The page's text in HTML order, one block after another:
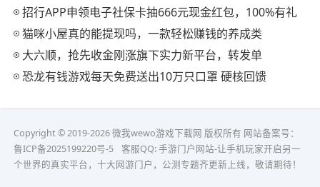
招行APP申领电子社保卡抽666元现金红包，100%有礼
猫咪小屋真的能提现吗，一款轻松赚钱的养成类
大六顺，抢先收金刚涨旗下实力新平台，转发单
恐龙有钱游戏每天免费送出10万只口罩 硬核回馈
Copyright © 2019-2026 微我wewo游戏下载网 版权所有 网站备案号：
鲁ICP备2025199220号-5
客服QQ:手游门户网站-让手机玩家开启另一
个世界的真实平台，十大网游门户，公测专题齐更新上线，敬请期待！